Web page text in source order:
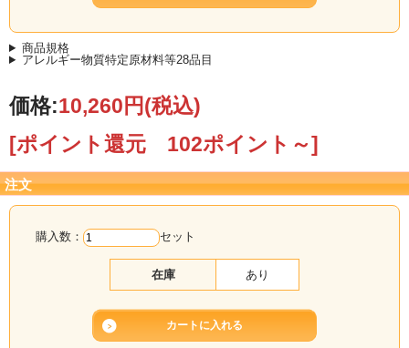
商品規格
アレルギー物質特定原材料等28品目
価格:10,260円(税込)
[ポイント還元 102ポイント～]
注文
購入数： セット
在庫 あり